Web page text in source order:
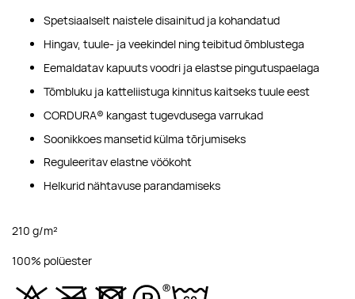
Spetsiaalselt naistele disainitud ja kohandatud
Hingav, tuule- ja veekindel ning teibitud õmblustega
Eemaldatav kapuuts voodri ja elastse pingutuspaelaga
Tõmbluku ja katteliistuga kinnitus kaitseks tuule eest
CORDURA® kangast tugevdusega varrukad
Soonikkoes mansetid külma tõrjumiseks
Reguleeritav elastne vöökoht
Helkurid nähtavuse parandamiseks
210 g/m²
100% polüester